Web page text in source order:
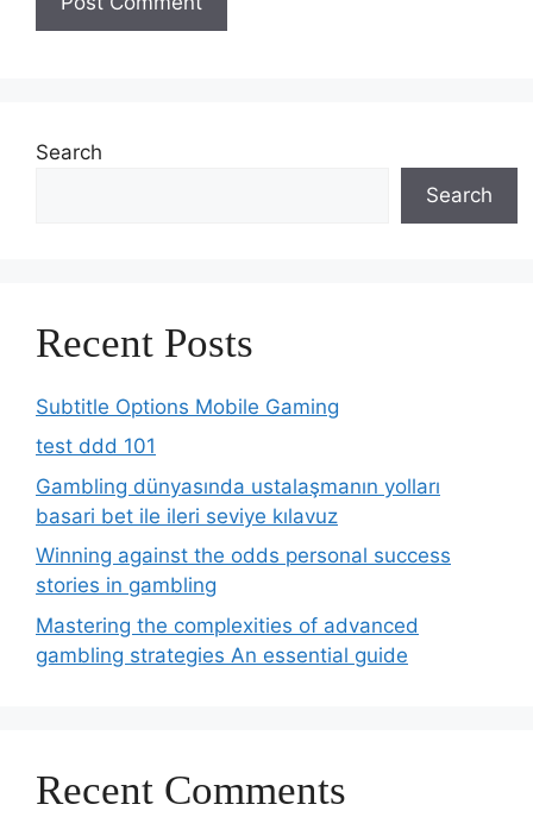
Search
Search
Recent Posts
Subtitle Options Mobile Gaming
test ddd 101
Gambling dünyasında ustalaşmanın yolları
basari bet ile ileri seviye kılavuz
Winning against the odds personal success
stories in gambling
Mastering the complexities of advanced
gambling strategies An essential guide
Recent Comments